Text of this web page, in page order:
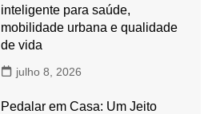
inteligente para saúde,
mobilidade urbana e qualidade
de vida
julho 8, 2026
Pedalar em Casa: Um Jeito